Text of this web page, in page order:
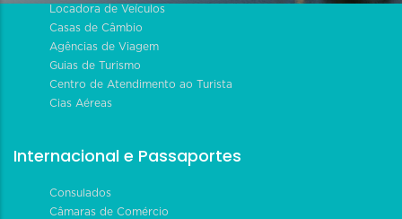
Locadora de Veículos
Casas de Câmbio
Agências de Viagem
Guias de Turismo
Centro de Atendimento ao Turista
Cias Aéreas
Internacional e Passaportes
Consulados
Câmaras de Comércio